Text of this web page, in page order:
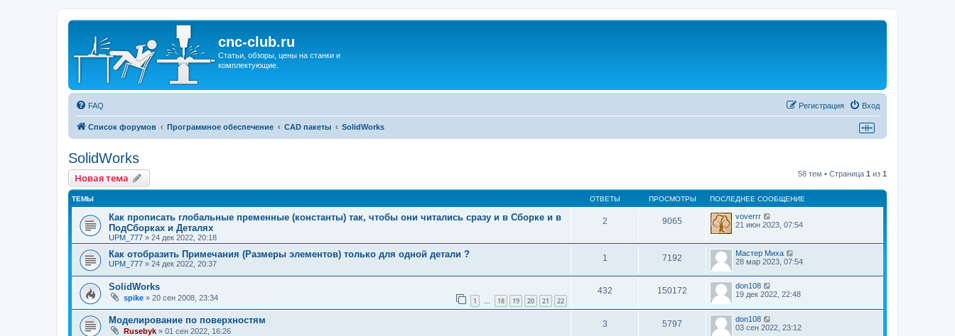
cnc-club.ru
Статьи, обзоры, цены на станки и
комплектующие.
FAQ Вход
Регистрация
Список форумов Программное обеспечение CAD пакеты SolidWorks
SolidWorks
Новая тема 58 тем • Страница 1 из 1
ТЕМЫ ОТВЕТЫ ПРОСМОТРЫ ПОСЛЕДНЕЕ СООБЩЕНИЕ
Как прописать глобальные пременные (константы) так, чтобы они читались сразу и в Сборке и в
ПодСборках и Деталях
UPM_777 » 24 дек 2022, 20:18
2 9065
voverrr
21 июн 2023, 07:54
Как отобразить Примечания (Размеры элементов) только для одной детали ?
UPM_777 » 24 дек 2022, 20:37
1 7192
Мастер Миха
28 мар 2023, 07:54
SolidWorks
spike » 20 сен 2008, 23:34 1 … 18 19 20 21 22
432 150172
don108
19 дек 2022, 22:48
Моделирование по поверхностям
Rusebyk » 01 сен 2022, 16:26
3 5797
don108
03 сен 2022, 23:12